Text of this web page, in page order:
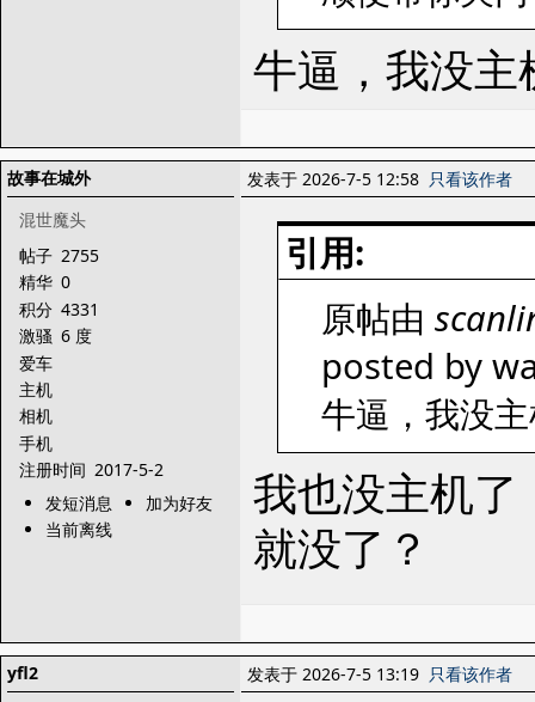
牛逼，我没
故事在城外
混世魔头
帖子 2755
精华 0
积分 4331
激骚 6 度
爱车
主机
相机
手机
注册时间 2017-5-2
发短消息
加为好友
当前离线
发表于 2026-7-5 12:58 只看该作者
引用:
原帖由
posted by
牛逼，我没
我也没主机
就没了？
yfl2
发表于 2026-7-5 13:19 只看该作者